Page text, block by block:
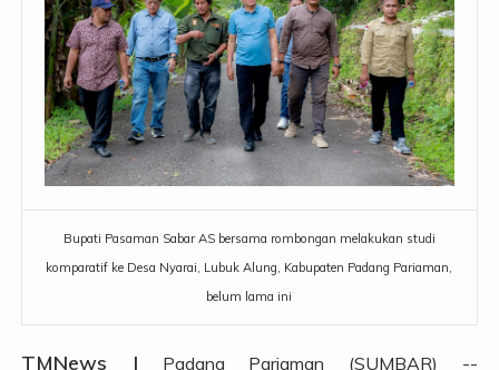
Bupati Pasaman Sabar AS bersama rombongan melakukan studi
komparatif ke Desa Nyarai, Lubuk Alung, Kabupaten Padang Pariaman,
belum lama ini
TMNews | Padang Pariaman (SUMBAR) --